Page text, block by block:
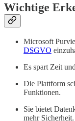
Wichtige
Microsoft
DSGVO
Es spart Zeit
Die Plattform
Funktionen.
Sie bietet
mehr Sicherheit.